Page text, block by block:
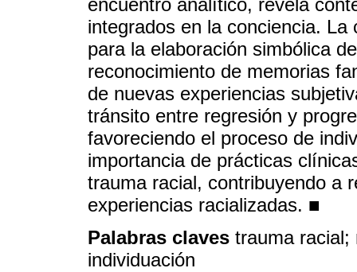
encuentro analítico, revela
integrados en la conciencia.
para la elaboración simbólica
reconocimiento de memorias
de nuevas experiencias
tránsito entre regresión y
favoreciendo el proceso de
importancia de prácticas
trauma racial, contribuyendo a
experiencias racializadas. ■
Palabras claves trauma racial;
individuación